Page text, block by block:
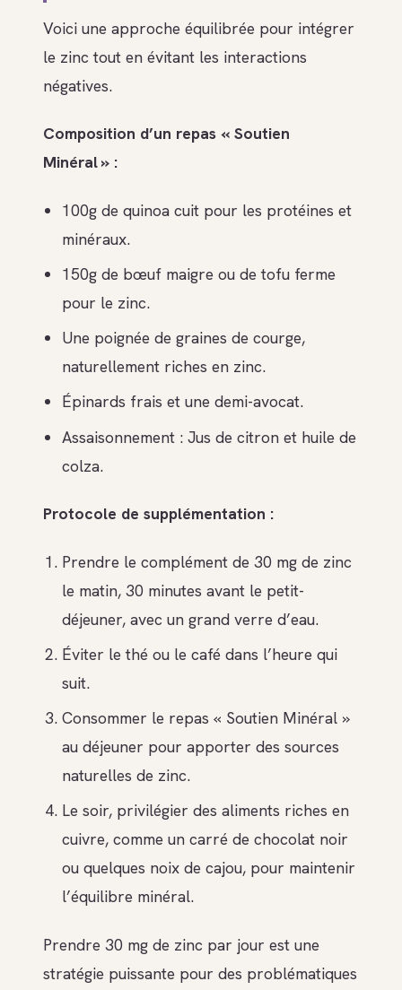
Voici une approche équilibrée pour intégrer
le zinc tout en évitant les interactions
négatives.
Composition d’un repas « Soutien
Minéral » :
100g de quinoa cuit pour les protéines et
minéraux.
150g de bœuf maigre ou de tofu ferme
pour le zinc.
Une poignée de graines de courge,
naturellement riches en zinc.
Épinards frais et une demi-avocat.
Assaisonnement : Jus de citron et huile de
colza.
Protocole de supplémentation :
Prendre le complément de 30 mg de zinc
le matin, 30 minutes avant le petit-
déjeuner, avec un grand verre d’eau.
Éviter le thé ou le café dans l’heure qui
suit.
Consommer le repas « Soutien Minéral »
au déjeuner pour apporter des sources
naturelles de zinc.
Le soir, privilégier des aliments riches en
cuivre, comme un carré de chocolat noir
ou quelques noix de cajou, pour maintenir
l’équilibre minéral.
Prendre 30 mg de zinc par jour est une
stratégie puissante pour des problématiques